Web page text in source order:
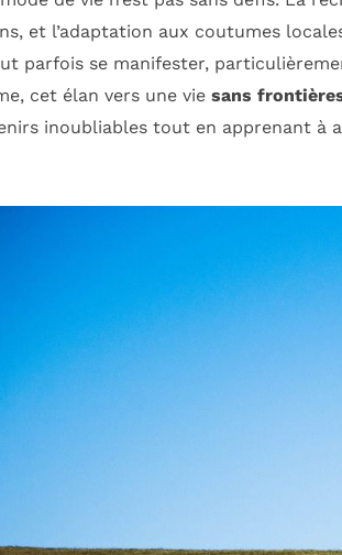
et l’adaptation aux coutumes
parfois se manifester,
cet élan vers une vie sans
inoubliables tout en apprenant à